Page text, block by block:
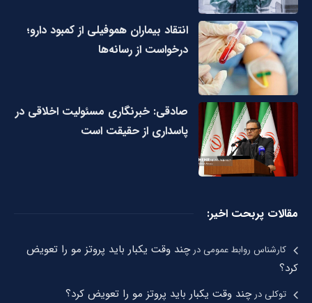
انتقاد بیماران هموفیلی از کمبود دارو؛
درخواست از رسانه‌ها
صادقی: خبرنگاری مسئولیت اخلاقی در
پاسداری از حقیقت است
مقالات پربحت اخیر:
کارشناس روابط عمومیدرچند وقت یکبار باید پروتز مو را تعویض
کرد؟
توکلیدرچند وقت یکبار باید پروتز مو را تعویض کرد؟